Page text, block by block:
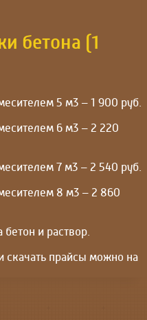
бетона (1
5 м3 – 1 900 руб.
6 м3 – 2 220
7 м3 – 2 540 руб.
8 м3 – 2 860
и раствор.
скачать прайсы можно на